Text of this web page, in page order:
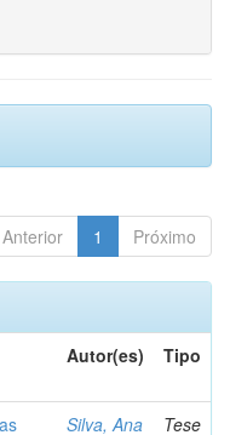
Anterior 1 Próximo
Autor(es) Tipo
Silva, Ana
Tese